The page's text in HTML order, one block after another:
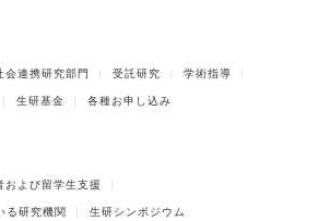
会連携研究部門 受託研究 学術指導
生研基金 各種お申し込み
および留学生支援
る研究機関 生研シンポジウム